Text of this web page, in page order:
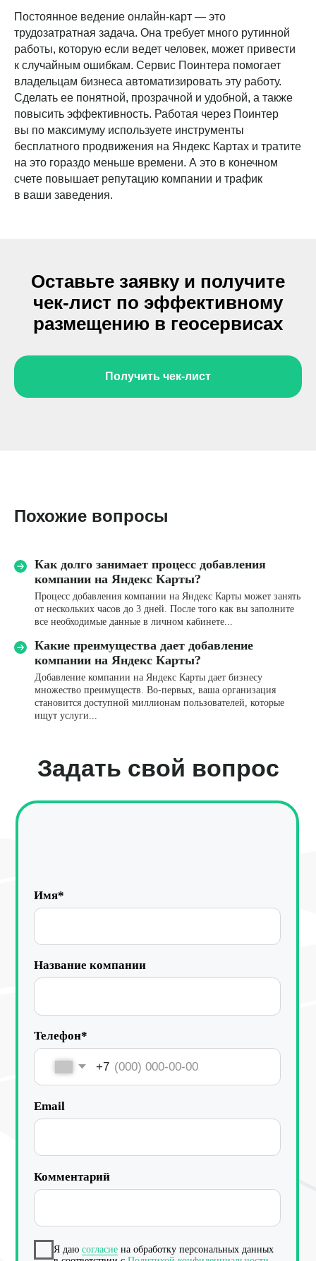
Постоянное ведение онлайн-карт — это
трудозатратная задача. Она требует много рутинной
работы, которую если ведет человек, может привести
к случайным ошибкам. Сервис Поинтера помогает
владельцам бизнеса автоматизировать эту работу.
Сделать ее понятной, прозрачной и удобной, а также
повысить эффективность. Работая через Поинтер
вы по максимуму используете инструменты
бесплатного продвижения на Яндекс Картах и тратите
на это гораздо меньше времени. А это в конечном
счете повышает репутацию компании и трафик
в ваши заведения.
Оставьте заявку и получите
чек-лист по эффективному
размещению в геосервисах
Получить чек-лист
Похожие вопросы
Как долго занимает процесс добавления
компании на Яндекс Карты?
Процесс добавления компании на Яндекс Карты может занять
от нескольких часов до 3 дней. После того как вы заполните
все необходимые данные в личном кабинете...
Какие преимущества дает добавление
компании на Яндекс Карты?
Добавление компании на Яндекс Карты дает бизнесу
множество преимуществ. Во-первых, ваша организация
становится доступной миллионам пользователей, которые
ищут услуги...
Задать свой вопрос
Название компании
Телефон*
+7
Email
Комментарий
в соответствии сПолитикой конфиденциальности